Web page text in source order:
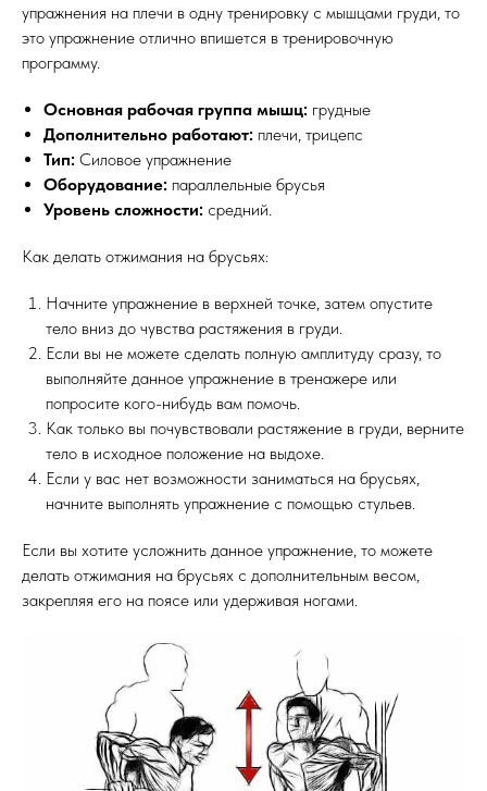
упражнения на плечи в одну тренировку с мышцами груди, то
это упражнение отлично впишется в тренировочную
программу.
Основная рабочая группа мышц: грудные
Дополнительно работают: плечи, трицепс
Тип: Силовое упражнение
Оборудование: параллельные брусья
Уровень сложности: средний.
Как делать отжимания на брусьях:
Начните упражнение в верхней точке, затем опустите
тело вниз до чувства растяжения в груди.
Если вы не можете сделать полную амплитуду сразу, то
выполняйте данное упражнение в тренажере или
попросите кого-нибудь вам помочь.
Как только вы почувствовали растяжение в груди, верните
тело в исходное положение на выдохе.
Если у вас нет возможности заниматься на брусьях,
начните выполнять упражнение с помощью стульев.
Если вы хотите усложнить данное упражнение, то можете
делать отжимания на брусьях с дополнительным весом,
закрепляя его на поясе или удерживая ногами.